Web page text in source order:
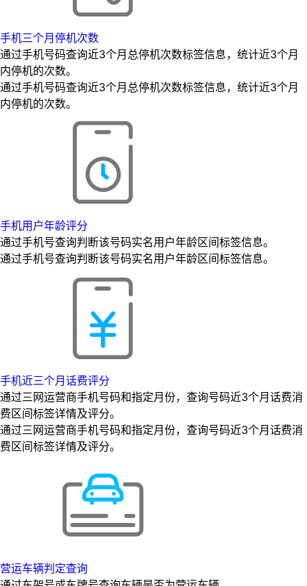
手机三个月停机次数
通过手机号码查询近3个月总停机次数标签信息，统计近3个月
内停机的次数。
通过手机号码查询近3个月总停机次数标签信息，统计近3个月
内停机的次数。
手机用户年龄评分
通过手机号查询判断该号码实名用户年龄区间标签信息。
通过手机号查询判断该号码实名用户年龄区间标签信息。
手机近三个月话费评分
通过三网运营商手机号码和指定月份，查询号码近3个月话费消
费区间标签详情及评分。
通过三网运营商手机号码和指定月份，查询号码近3个月话费消
费区间标签详情及评分。
营运车辆判定查询